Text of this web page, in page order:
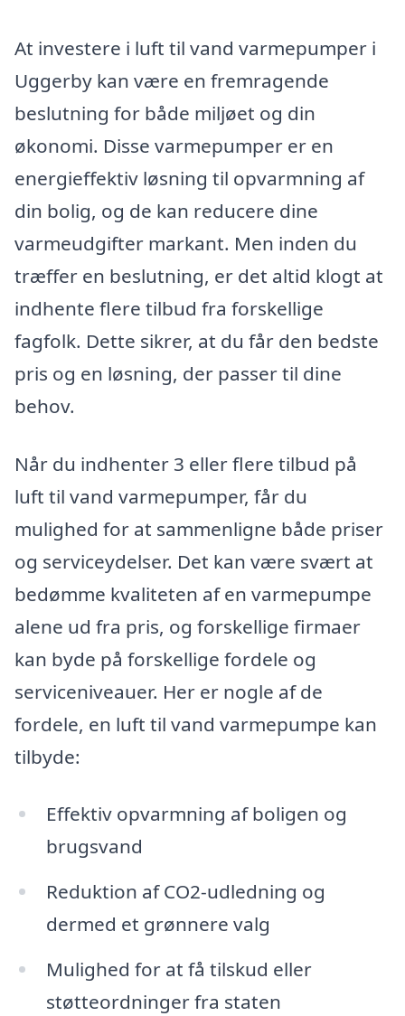
At investere i luft til vand varmepumper i
Uggerby kan være en fremragende
beslutning for både miljøet og din
økonomi. Disse varmepumper er en
energieffektiv løsning til opvarmning af
din bolig, og de kan reducere dine
varmeudgifter markant. Men inden du
træffer en beslutning, er det altid klogt at
indhente flere tilbud fra forskellige
fagfolk. Dette sikrer, at du får den bedste
pris og en løsning, der passer til dine
behov.
Når du indhenter 3 eller flere tilbud på
luft til vand varmepumper, får du
mulighed for at sammenligne både priser
og serviceydelser. Det kan være svært at
bedømme kvaliteten af en varmepumpe
alene ud fra pris, og forskellige firmaer
kan byde på forskellige fordele og
serviceniveauer. Her er nogle af de
fordele, en luft til vand varmepumpe kan
tilbyde:
Effektiv opvarmning af boligen og
brugsvand
Reduktion af CO2-udledning og
dermed et grønnere valg
Mulighed for at få tilskud eller
støtteordninger fra staten